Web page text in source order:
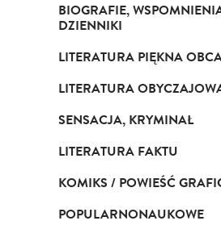
BIOGRAFIE,
DZIENNIKI
LITERATURA PIĘKNA
LITERATURA
SENSACJA, KRYMINAŁ
LITERATURA FAKTU
KOMIKS / POWIEŚĆ
POPULARNONAUKOWE